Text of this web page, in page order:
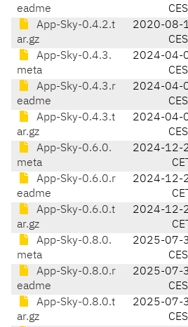
eadme
CEST
App-Sky-0.4.2.t
ar.gz
2020-08-
CEST
App-Sky-0.4.3.
meta
2024-04-
CEST
App-Sky-0.4.3.r
eadme
2024-04-
CEST
App-Sky-0.4.3.t
ar.gz
2024-04-
CEST
App-Sky-0.6.0.
meta
2024-12-
CET
App-Sky-0.6.0.r
eadme
2024-12-
CET
App-Sky-0.6.0.t
ar.gz
2024-12-
CET
App-Sky-0.8.0.
meta
2025-07-
CEST
App-Sky-0.8.0.r
eadme
2025-07-
CEST
App-Sky-0.8.0.t
ar.gz
2025-07-
CEST